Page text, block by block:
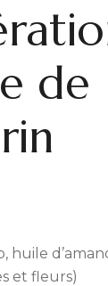
de
huile
et fleurs)